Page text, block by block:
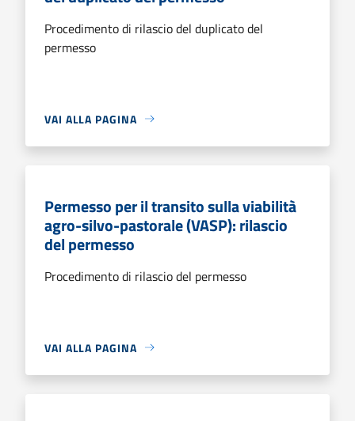
Procedimento di rilascio del duplicato del
permesso
VAI ALLA PAGINA
Permesso per il transito sulla viabilità
agro-silvo-pastorale (VASP): rilascio
del permesso
Procedimento di rilascio del permesso
VAI ALLA PAGINA